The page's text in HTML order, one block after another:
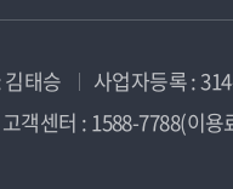
김태승 사업자등록 :
고객센터 : 1588-7788(이용